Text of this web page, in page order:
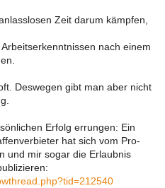
Zeit darum kämpfen,
nach einem
Deswegen gibt man aber nicht
Erfolg errungen: Ein
hat sich vom Pro-
und mir sogar die Erlaubnis